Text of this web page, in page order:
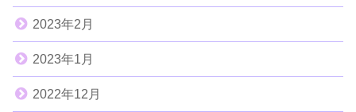
2023年2月
2023年1月
2022年12月